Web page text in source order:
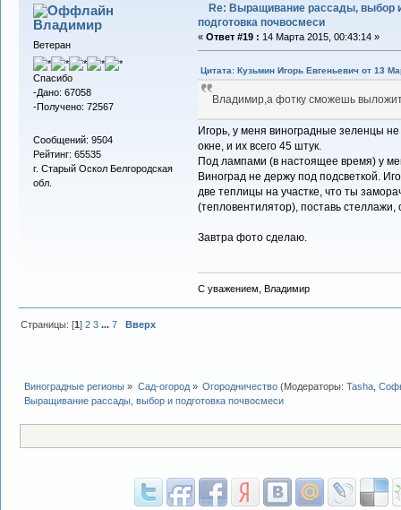
Владимиp
Ветеран
Спасибо
-Дано: 67058
-Получено: 72567
Сообщений: 9504
Рейтинг: 65535
г. Старый Оскол Белгородская
обл.
Re: Выращивание рассады, выбор
подготовка почвосмеси
« Ответ #19 : 14 Марта 2015, 00:43:14 »
Цитата: Кузьмин Игорь Евгеньевич от 13
Владимир,а фотку сможешь
Игорь, у меня виноградные зеленцы
окне, и их всего 45 штук.
Под лампами (в настоящее время) у
Виноград не держу под подсветкой.
две теплицы на участке, что ты
(тепловентилятор), поставь
Завтра фото сделаю.
С уважением, Владимир
Страницы: [1]2 3 ...7 Вверх
Виноградные регионы » Сад-огород» Огородничество(Модераторы: Tasha,
Выращивание рассады, выбор и подготовка почвосмеси